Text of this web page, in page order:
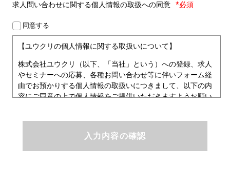
求人問い合わせに関する個人情報の取扱への同意 *必須
同意する
【ユウクリの個人情報に関する取扱いについて】
株式会社ユウクリ（以下、「当社」という）への登録、求人
やセミナーへの応募、各種お問い合わせ等に伴いフォーム経
由でお預かりする個人情報の取扱いにつきまして、以下の内
容にご同意の上で個人情報をご提供いただきますようお願い
ユウクリにおける個人情報保護方針